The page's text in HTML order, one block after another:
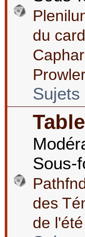
du
Sujets
Sous-
des
de l'été